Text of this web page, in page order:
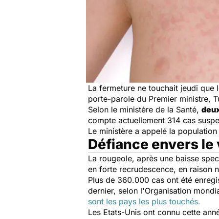
La fermeture ne touchait jeudi que
porte-parole du Premier ministre,
Selon le ministère de la Santé,
compte actuellement 314 cas
Le ministère a appelé la
Défiance envers le
La rougeole, après une baisse
en forte recrudescence, en raison
Plus de 360.000 cas ont été
dernier, selon l'Organisation
sont les pays les plus touchés.
Les Etats-Unis ont connu cette